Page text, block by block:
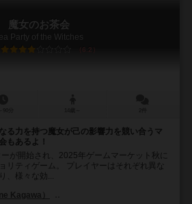
魔女のお茶会
Party of the Witches
6.2
る力を持つ魔女が己の影響力を競い合うマ
もあるよ！
が開始され、2025年ゲームマーケット秋に
リティゲーム。 プレイヤーはそれぞれ異な
、様々な効...
Kagawa）